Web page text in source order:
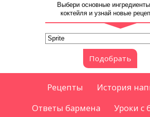
Выбери основные
коктейля и узнай новые
Подобрать
Рецепты
История
Ответы бармена
Уроки с